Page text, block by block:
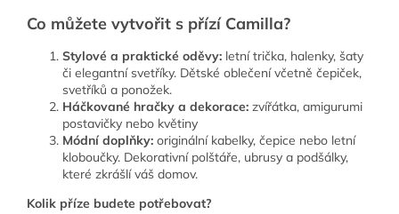
Co můžete vytvořit s přízí Camilla?
Stylové a praktické oděvy: letní trička, halenky, šaty
či elegantní svetříky. Dětské oblečení včetně čepiček,
svetříků a ponožek.
Háčkované hračky a dekorace: zvířátka, amigurumi
postavičky nebo květiny
Módní doplňky: originální kabelky, čepice nebo letní
kloboučky. Dekorativní polštáře, ubrusy a podšálky,
které zkrášlí váš domov.
Kolik příze budete potřebovat?